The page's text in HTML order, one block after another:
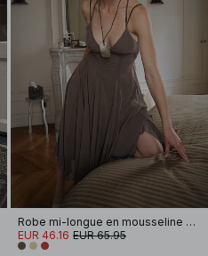
Robe mi-longue en mousseline à bretelles
EUR 46.16 EUR 65.95